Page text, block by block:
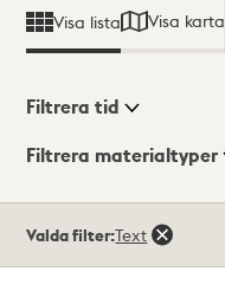
Visa lista Visa karta
Visningsläge
Filtrera tid
Filtrera materialtyper
träffar
Valda filter:Text